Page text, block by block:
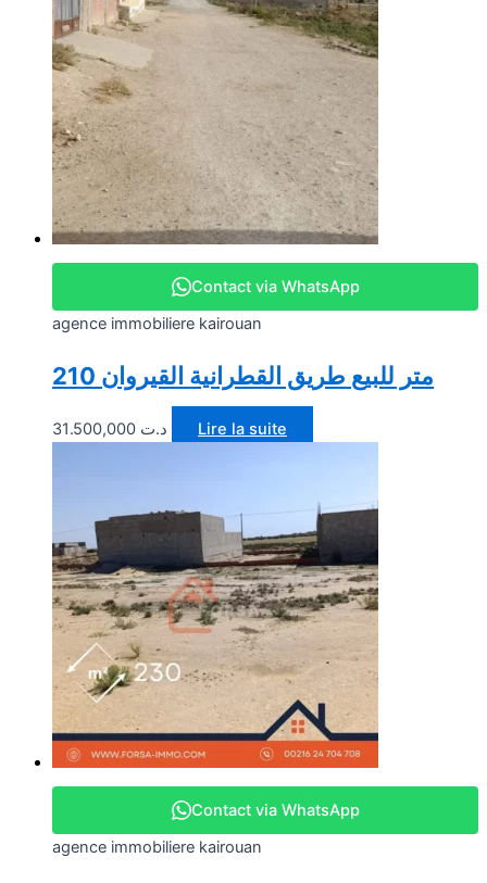
Contact via WhatsApp
agence immobiliere kairouan
210 متر للبيع طريق القطرانية القيروان
د.ت Lire la suite
Contact via WhatsApp
agence immobiliere kairouan